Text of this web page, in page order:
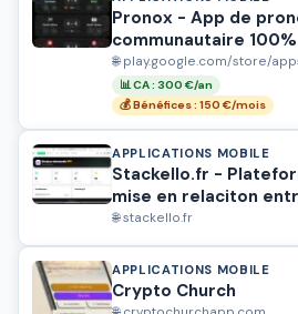
Pronox - App de
communautaire 100%
gratuits
📊 CA : 300 €/an
💰 Bénéfices : 150 €/mois
APPLICATIONS MOBILE
Stackello.fr -
mise en relaciton
développeurs
agences web
🌐 stackello.fr
APPLICATIONS MOBILE
Crypto Church